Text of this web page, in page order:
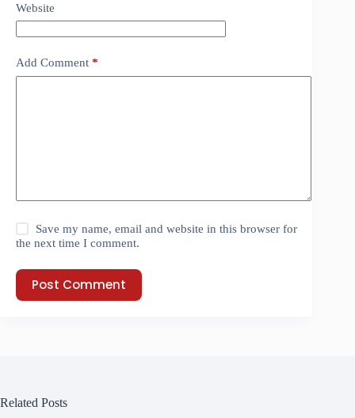
Website
Add Comment *
Save my name, email and website in this browser for
the next time I comment.
Post Comment
Related Posts